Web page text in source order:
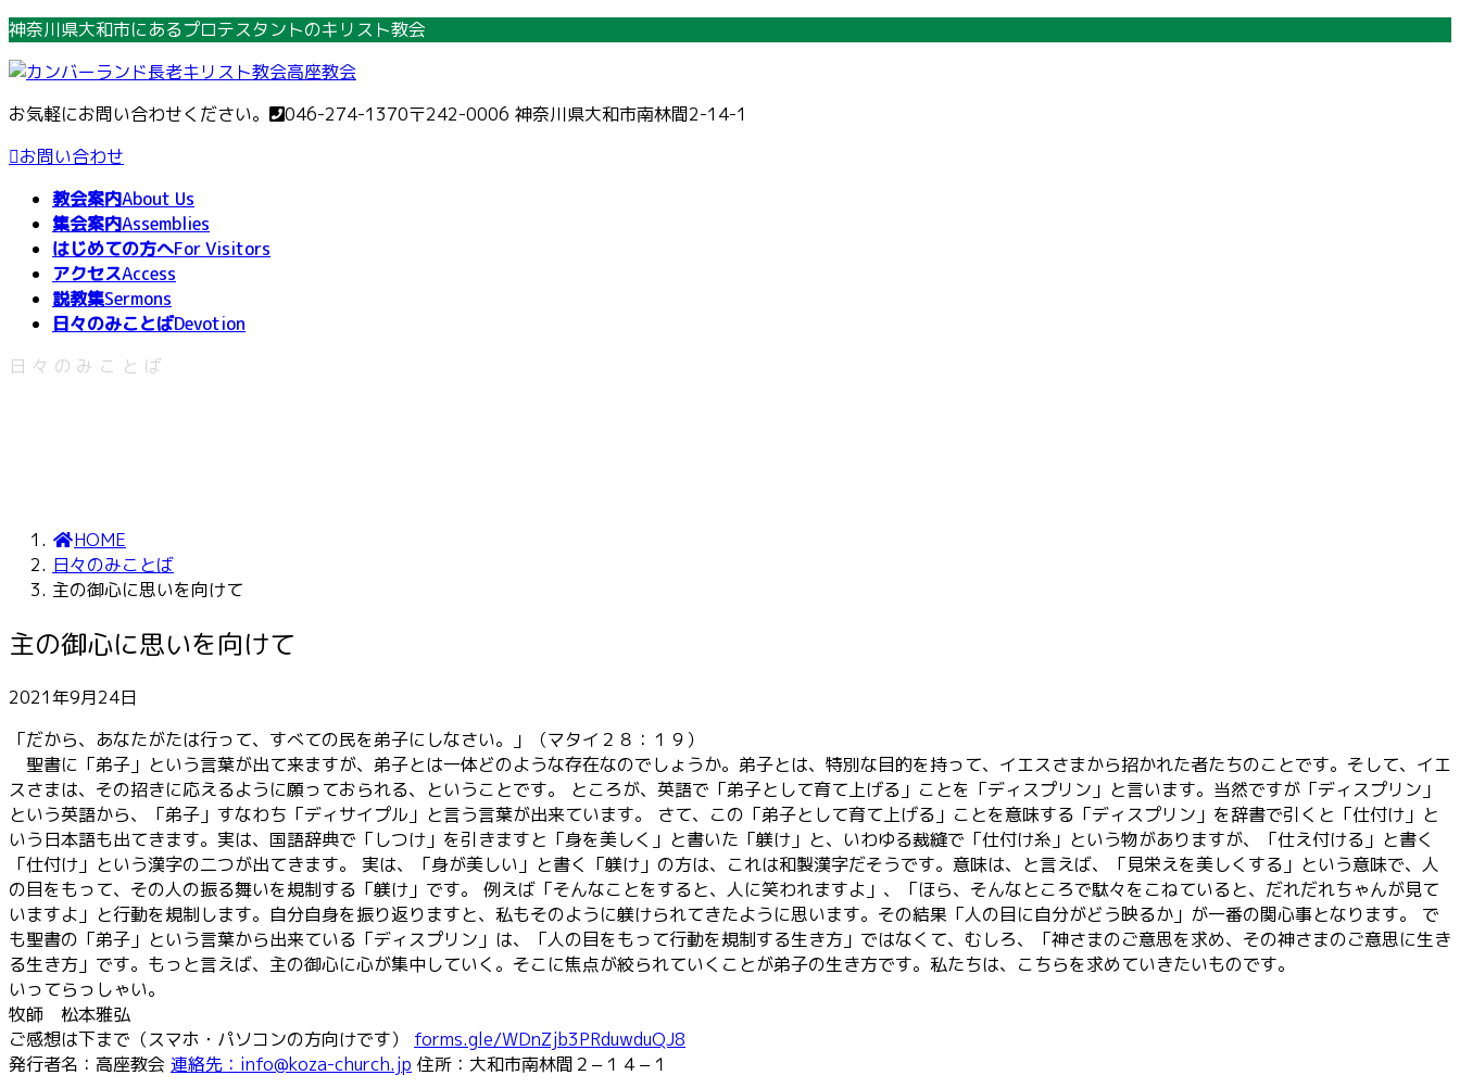
コ
テ
ン
ツ
へ
ナ
ゲ
ー
シ
ョ
神奈川県大和市にあるプロテスタントのキリスト教会
お気軽にお問い合わせください。 046-274-1370〒242-0006 神奈川県大和市南林間2-14-1
お問い合わせ
教会案内About Us
集会案内Assemblies
はじめての方へFor Visitors
アクセスAccess
説教集Sermons
日々のみことばDevotion
日々のみことば
HOME
日々のみことば
主の御心に思いを向けて
主の御心に思いを向けて
2021年9月24日
「だから、あなたがたは行って、すべての民を弟子にしなさい。」（マタイ２８：１９）
聖書に「弟子」という言葉が出て来ますが、弟子とは一体どのような存在なのでしょうか。弟子とは、特別な目的を持って、イエスさまから招かれた者たちのことです。そして、イエ
スさまは、その招きに応えるように願っておられる、ということです。 ところが、英語で「弟子として育て上げる」ことを「ディスプリン」と言います。当然ですが「ディスプリン」
という英語から、「弟子」すなわち「ディサイプル」と言う言葉が出来ています。 さて、この「弟子として育て上げる」ことを意味する「ディスプリン」を辞書で引くと「仕付け」と
いう日本語も出てきます。実は、国語辞典で「しつけ」を引きますと「身を美しく」と書いた「躾け」と、いわゆる裁縫で「仕付け糸」という物がありますが、「仕え付ける」と書く
「仕付け」という漢字の二つが出てきます。 実は、「身が美しい」と書く「躾け」の方は、これは和製漢字だそうです。意味は、と言えば、「見栄えを美しくする」という意味で、人
の目をもって、その人の振る舞いを規制する「躾け」です。 例えば「そんなことをすると、人に笑われますよ」、「ほら、そんなところで駄々をこねていると、だれだれちゃんが見て
いますよ」と行動を規制します。自分自身を振り返りますと、私もそのように躾けられてきたように思います。その結果「人の目に自分がどう映るか」が一番の関心事となります。 で
も聖書の「弟子」という言葉から出来ている「ディスプリン」は、「人の目をもって行動を規制する生き方」ではなくて、むしろ、「神さまのご意思を求め、その神さまのご意思に生き
る生き方」です。もっと言えば、主の御心に心が集中していく。そこに焦点が絞られていくことが弟子の生き方です。私たちは、こちらを求めていきたいものです。
いってらっしゃい。
牧師 松本雅弘
ご感想は下まで（スマホ・パソコンの方向けです） forms.gle/WDnZjb3PRduwduQJ8
発行者名：高座教会 連絡先：info@koza-church.jp 住所：大和市南林間２−１４−１